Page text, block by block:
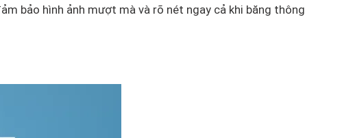
bảo hình ảnh mượt mà và rõ nét ngay cả khi băng thông